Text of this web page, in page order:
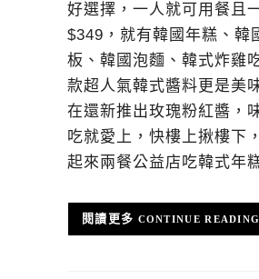
好選擇，一人就可用餐且
$349，就有韓國年糕、韓
板、韓國泡麵、韓式炸雞
款超人氣韓式醬料更是美
在還新推出玫瑰粉紅醬，
吃就愛上，快樓上揪樓下
起來兩餐公益店吃韓式年
CONTINUE READING